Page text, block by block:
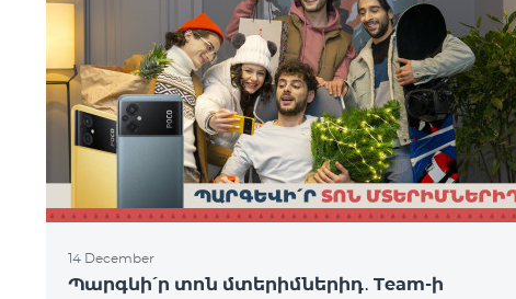
14 December
Պարգևի՛ր տոն մտերիմներիդ․ Team-ի